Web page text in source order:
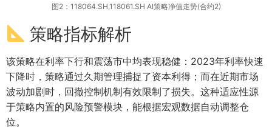
图2：118064.SH,118061.SH AI策略净值走势(合约2)
策略指标解析
该策略在利率下行和震荡市中均表现稳健：2023年利率快速
下降时，策略通过久期管理捕捉了资本利得；而在近期市场
波动加剧时，回撤控制机制有效限制了损失。这种适应性源
于策略内置的风险预警模块，能根据宏观数据自动调整仓
位。